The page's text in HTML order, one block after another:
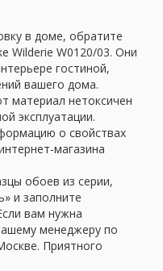
в доме, обратите
Wilderie W0120/03. Они
гостиной,
вашего дома.
материал нетоксичен
эксплуатации.
о свойствах
магазина
обоев из серии,
и заполните
вам нужна
менеджеру по
Приятного